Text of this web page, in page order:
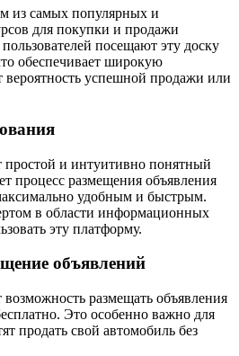
из самых популярных и
для покупки и продажи
посещают эту доску
обеспечивает широкую
вероятность успешной продажи или
простой и интуитивно понятный
процесс размещения объявления
удобным и быстрым.
в области информационных
эту платформу.
объявлений
размещать объявления
Это особенно важно для
продать свой автомобиль без